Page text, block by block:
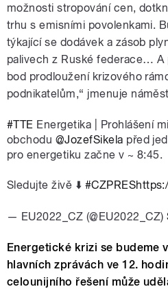
možnosti stropování cen,
trhu s emisními povolenkami.
týkající se dodávek a zásob
palivech z Ruské federace… A
bod prodloužení krizového
podnikatelům,“ jmenuje
#TTE Energetika | Prohlášení
obchodu @JozefSikela před
pro energetiku začne v ~ 8:45.
Sledujte živě ⬇️ #CZPRES
— EU2022_CZ (@EU2022_CZ)
Energetické krizi se budeme
hlavních zprávách ve 12.
celounijního řešení může